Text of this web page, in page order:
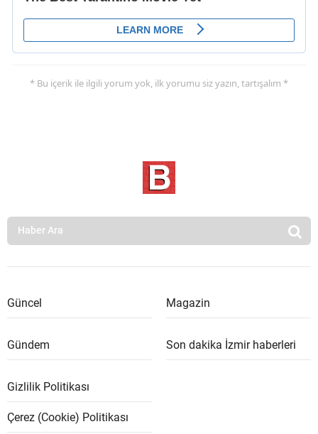
* Bu içerik ile ilgili yorum yok, ilk yorumu siz yazın, tartışalım *
Güncel Magazin
Gündem Son dakika İzmir haberleri
Gizlilik Politikası
Çerez (Cookie) Politikası